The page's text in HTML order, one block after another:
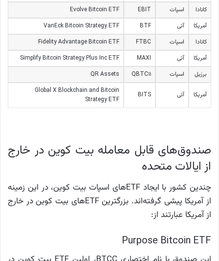
کانادا
اسپات EBIT
Evolve Bitcoin ETF
آمریکا
آتی BTF
VanEck Bitcoin Strategy ETF
کانادا
اسپات FTBC
Fidelity Advantage Bitcoin ETF
آمریکا
آتی MAXI
Simplify Bitcoin Strategy Plus Inc ETF
برزیل
اسپات QBTC11
QR Assets
آمریکا آتی BITS
Global X Blockchain and Bitcoin
Strategy ETF
صندوق‌های قابل معامله بیت کوین در خارج
از ایالات متحده
چندین کشور با ایجاد ETFهای اسپات بیت کوین، در این زمینه
از آمریکا پیشی گرفته‌اند. بزرگترین ETFهای بیت کوین در خارج
از آمریکا عبارتند از:
Purpose Bitcoin ETF